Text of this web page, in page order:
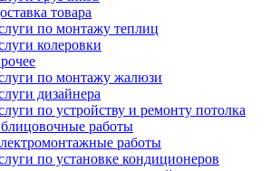
товара
по монтажу теплиц
колеровки
по монтажу жалюзи
дизайнера
по устройству и ремонту потолка
работы
работы
по установке кондиционеров